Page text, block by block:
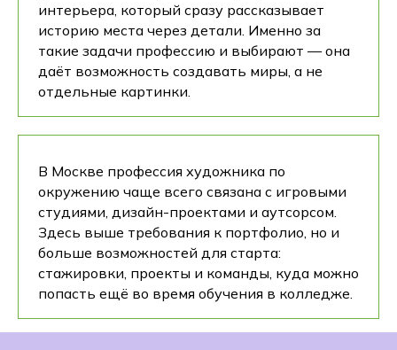
интерьера, который сразу рассказывает
историю места через детали. Именно за
такие задачи профессию и выбирают — она
даёт возможность создавать миры, а не
отдельные картинки.
В Москве профессия художника по
окружению чаще всего связана с игровыми
студиями, дизайн-проектами и аутсорсом.
Здесь выше требования к портфолио, но и
больше возможностей для старта:
стажировки, проекты и команды, куда можно
попасть ещё во время обучения в колледже.